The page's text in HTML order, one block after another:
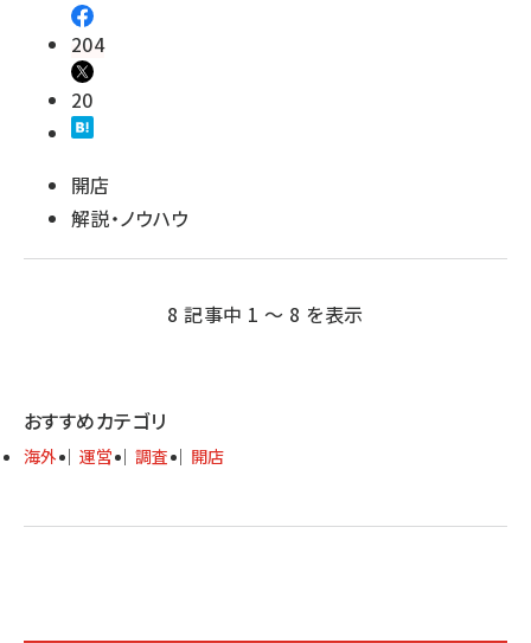
204
20
開店
解説・ノウハウ
8 記事中 1 ～ 8 を表示
おすすめカテゴリ
海外 運営 調査 開店